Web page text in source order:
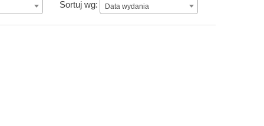
Sortuj wg: Data wydania
Data wydania